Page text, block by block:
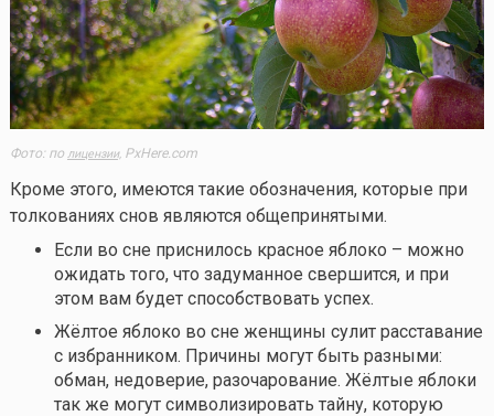
Фото: по лицензии,PxHere.com
Кроме этого, имеются такие обозначения, которые при
толкованиях снов являются общепринятыми.
Если во сне приснилось красное яблоко – можно
ожидать того, что задуманное свершится, и при
этом вам будет способствовать успех.
Жёлтое яблоко во сне женщины сулит расставание
с избранником. Причины могут быть разными:
обман, недоверие, разочарование. Жёлтые яблоки
так же могут символизировать тайну, которую